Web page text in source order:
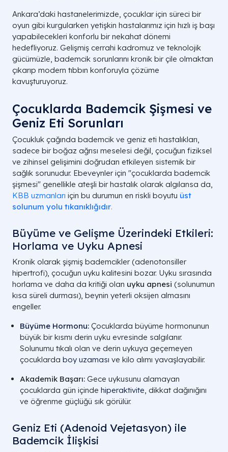
Ankara’daki hastanelerimizde, çocuklar için süreci bir
oyun gibi kurgularken yetişkin hastalarımız için hızlı iş başı
yapabilecekleri konforlu bir nekahat dönemi
hedefliyoruz. Gelişmiş cerrahi kadromuz ve teknolojik
gücümüzle, bademcik sorunlarını kronik bir çile olmaktan
çıkarıp modern tıbbın konforuyla çözüme
kavuşturuyoruz.
Çocuklarda Bademcik Şişmesi ve
Geniz Eti Sorunları
Çocukluk çağında bademcik ve geniz eti hastalıkları,
sadece bir boğaz ağrısı meselesi değil, çocuğun fiziksel
ve zihinsel gelişimini doğrudan etkileyen sistemik bir
sağlık sorunudur. Ebeveynler için "çocuklarda bademcik
şişmesi" genellikle ateşli bir hastalık olarak algılansa da,
KBB uzmanları için bu durumun en riskli boyutu üst
solunum yolu tıkanıklığıdır.
Büyüme ve Gelişme Üzerindeki Etkileri:
Horlama ve Uyku Apnesi
Kronik olarak şişmiş bademcikler (adenotonsiller
hipertrofi), çocuğun uyku kalitesini bozar. Uyku sırasında
horlama ve daha da kritiği olan uyku apnesi (solunumun
kısa süreli durması), beynin yeterli oksijen almasını
engeller.
Büyüme Hormonu: Çocuklarda büyüme hormonunun
büyük bir kısmı derin uyku evresinde salgılanır.
Solunumu tıkalı olan ve derin uykuya geçemeyen
çocuklarda boy uzaması ve kilo alımı yavaşlayabilir.
Akademik Başarı: Gece uykusunu alamayan
çocuklarda gün içinde hiperaktivite , dikkat dağınığını
ve öğrenme güçlüğü sık görülür.
Geniz Eti (Adenoid Vejetasyon) ile
Bademcik İlişkisi